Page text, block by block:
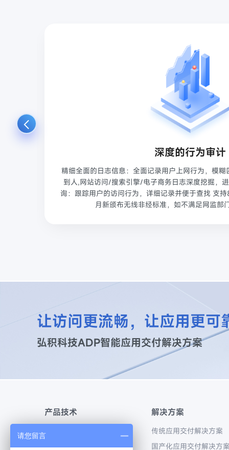
深度的行为审计
精细全面的日志信息：全面记录用户上网行为，模
到人,网站访问/搜索引擎/电子商务日志深度挖掘，
询：跟踪用户的访问行为，详细记录并便于查找 支
月新颁布无线非经标准，如不满足网监部
让访问更流畅，让应用更可
弘积科技ADP智能应用交付解决方案
产品技术
流量可视化产品系列
解决方案
传统应用交付解决方案
国产化应用交付解决方
请您留言